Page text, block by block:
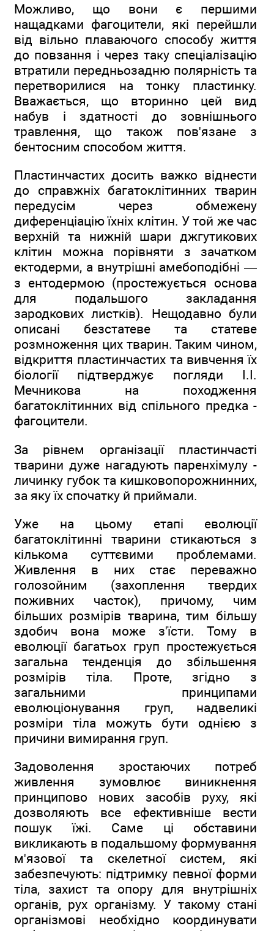
Можливо, що вони є першими
нащадками фагоцители, які перейшли
від вільно плаваючого способу життя
до повзання і через таку спеціалізацію
втратили передньозадню полярність та
перетворилися на тонку пластинку.
Вважається, що вторинно цей вид
набув і здатності до зовнішнього
травлення, що також пов'язане з
бентосним способом життя.
Пластинчастих досить важко віднести
до справжніх багатоклітинних тварин
передусім через обмежену
диференціацію їхніх клітин. У той же час
верхній та нижній шари джгутикових
клітин можна порівняти з зачатком
ектодерми, а внутрішні амебоподібні —
з ентодермою (простежується основа
для подальшого закладання
зародкових листків). Нещодавно були
описані безстатеве та статеве
розмноження цих тварин. Таким чином,
відкриття пластинчастих та вивчення їх
біології підтверджує погляди І.І.
Мечникова на походження
багатоклітинних від спільного предка -
фагоцители.
За рівнем організації пластинчасті
тварини дуже нагадують паренхімулу -
личинку губок та кишковопорожнинних,
за яку їх спочатку й приймали.
Уже на цьому етапі еволюції
багатоклітинні тварини стикаються з
кількома суттєвими проблемами.
Живлення в них стає переважно
голозойним (захоплення твердих
поживних часток), причому, чим
більших розмірів тварина, тим більшу
здобич вона може з'їсти. Тому в
еволюції багатьох груп простежується
загальна тенденція до збільшення
розмірів тіла. Проте, згідно з
загальними принципами
еволюціонування груп, надвеликі
розміри тіла можуть бути однією з
причини вимирання груп.
Задоволення зростаючих потреб
живлення зумовлює виникнення
принципово нових засобів руху, які
дозволяють все ефективніше вести
пошук їжі. Саме ці обставини
викликають в подальшому формування
м'язової та скелетної систем, які
забезпечують: підтримку певної форми
тіла, захист та опору для внутрішніх
органів, рух організму. У такому стані
організмові необхідно координувати